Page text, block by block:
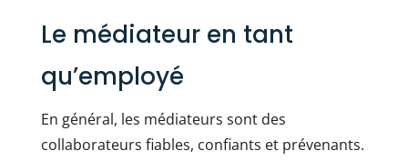
Le médiateur en tant
qu’employé
En général, les médiateurs sont des
collaborateurs fiables, confiants et prévenants.